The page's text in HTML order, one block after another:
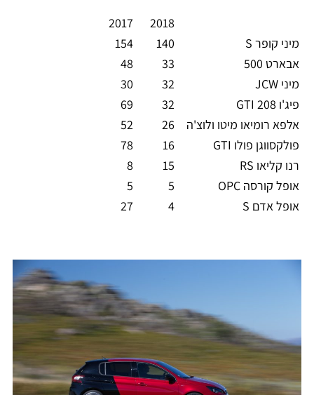
2018
2017
מיני קופר S
140
154
אבארט 500
33
48
מיני JCW
32
30
פיג'ו 208 GTI
32
69
אלפא רומיאו מיטו ולוצ'ה
26
52
פולקסווגן פולו GTI
16
78
רנו קליאו RS
15
8
אופל קורסה OPC
5
5
אופל אדם S
4
27